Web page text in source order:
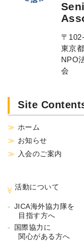
〒
東京
NPO
会
Site
ホーム
お知らせ
入会のご案内
活動について
JICA海外協力隊を
目指す方へ
国際協力に
関心がある方へ